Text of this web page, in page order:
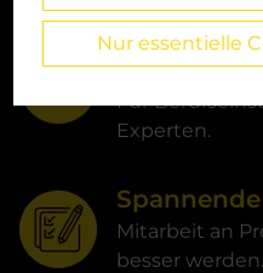
Individuelle
Für
Experten.
Mitarbeit an
besser werden.
Nur essentielle